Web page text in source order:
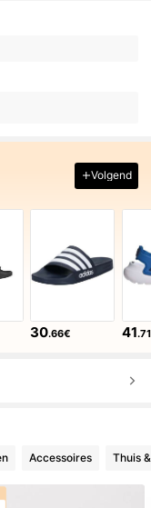
Volgend
30.66€ 41
Accessoires Thuis